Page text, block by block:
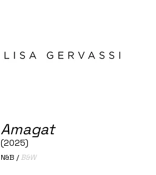
Amagat
(2025)
N&B /B&W